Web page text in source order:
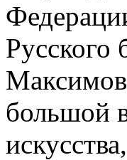
Русского
большой